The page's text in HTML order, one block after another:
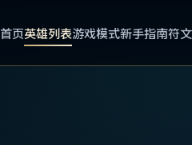
首页英雄列表游戏模式新手指南符